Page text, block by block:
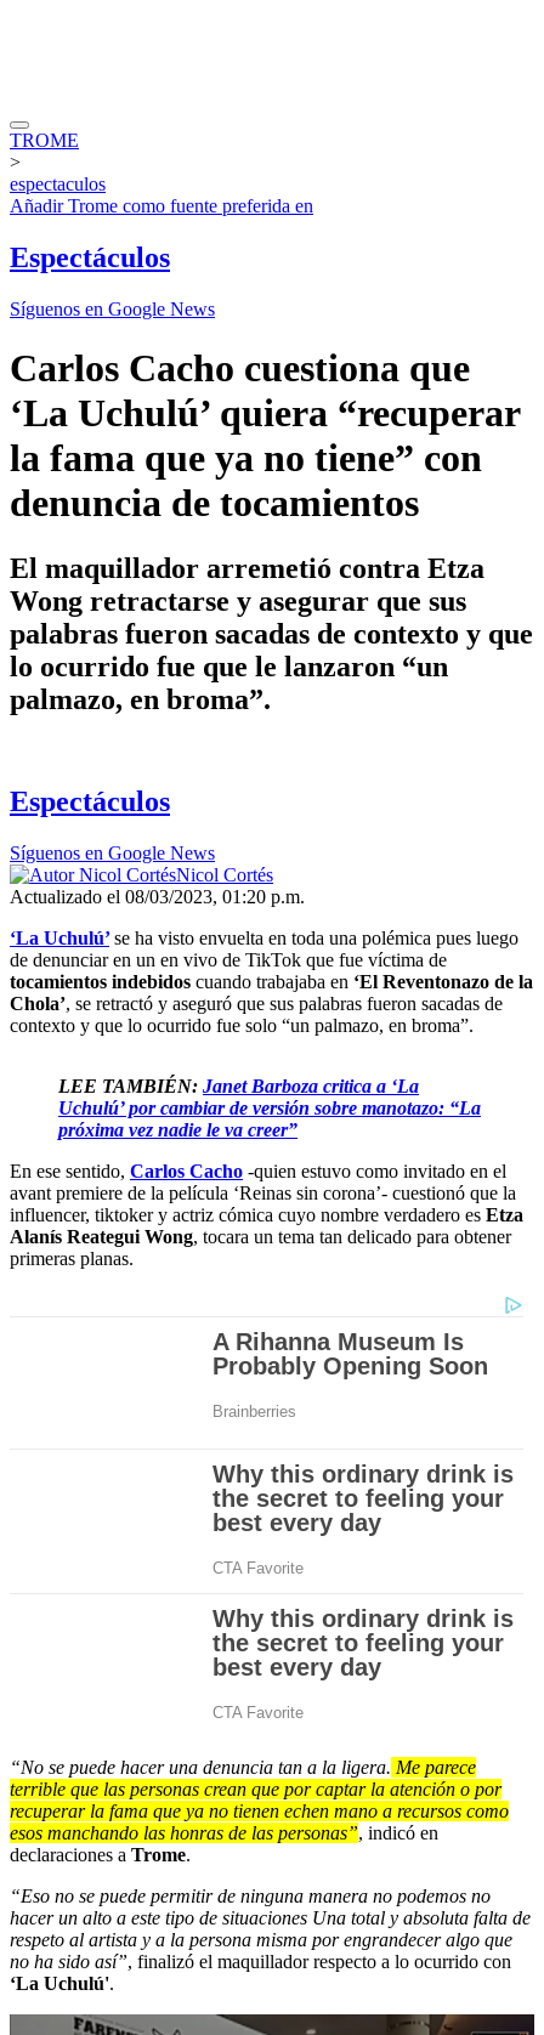
TROME
>
espectaculos
AñadirTrome como fuente preferida en
Espectáculos
Síguenos en Google News
Carlos Cacho cuestiona que
‘La Uchulú’ quiera “recuperar
la fama que ya no tiene” con
denuncia de tocamientos
El maquillador arremetió contra Etza
Wong retractarse y asegurar que sus
palabras fueron sacadas de contexto y que
lo ocurrido fue que le lanzaron “un
palmazo, en broma”.
Espectáculos
Síguenos en Google News
Nicol Cortés
Actualizado el 08/03/2023, 01:20 p.m.
‘La Uchulú’ se ha visto envuelta en toda una polémica pues luego
de denunciar en un en vivo de TikTok que fue víctima de
tocamientos indebidos cuando trabajaba en ‘El Reventonazo de la
Chola’, se retractó y aseguró que sus palabras fueron sacadas de
contexto y que lo ocurrido fue solo “un palmazo, en broma”.
LEE TAMBIÉN: Janet Barboza critica a ‘La
Uchulú’ por cambiar de versión sobre manotazo: “La
próxima vez nadie le va creer”
En ese sentido, Carlos Cacho -quien estuvo como invitado en el
avant premiere de la película ‘Reinas sin corona’- cuestionó que la
influencer, tiktoker y actriz cómica cuyo nombre verdadero es Etza
Alanís Reategui Wong, tocara un tema tan delicado para obtener
primeras planas.
“No se puede hacer una denuncia tan a la ligera. Me parece
terrible que las personas crean que por captar la atención o por
recuperar la fama que ya no tienen echen mano a recursos como
esos manchando las honras de las personas”, indicó en
declaraciones a Trome.
“Eso no se puede permitir de ninguna manera no podemos no
hacer un alto a este tipo de situaciones Una total y absoluta falta de
respeto al artista y a la persona misma por engrandecer algo que
no ha sido así”, finalizó el maquillador respecto a lo ocurrido con
‘La Uchulú'.